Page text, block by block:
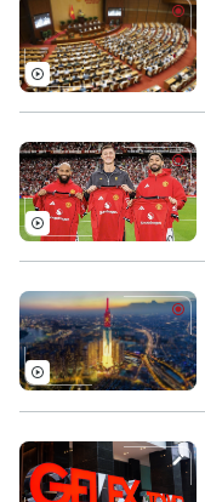
Đất đai
Kinh nghiệm
Xe máy
Thị trường
Tuyển sinh
Hướng nghiệp
Tin tức
Di tích
Sức khỏe
Y tế
Dinh dưỡng
Tư vấn sức khỏe
Bóng đá
Quần vợt
Golf
Giải trí
Tin tức
Sao
Điện ảnh
Âm nhạc
Đã phát sóng